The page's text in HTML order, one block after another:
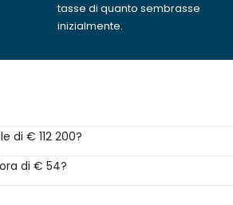
tasse di quanto sembrasse
inizialmente.
di € 112 200?
di € 54?